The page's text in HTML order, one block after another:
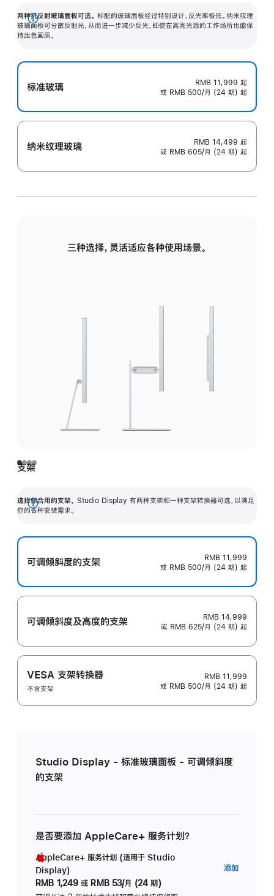
两种抗反射玻璃面板可选。 标配的玻璃面板经过特别设计，反光率极低。纳米纹理
玻璃面板可分散反射光，从而进一步减少反光，即使在高亮光源的工作场所也能保
持出色画质。
展
开
标准玻璃 RMB 11,999 起
或 RMB 500/月 (24 期) 起
纳米纹理玻璃 RMB 14,499 起
或 RMB 605/月 (24 期) 起
三种选择，灵活适应各种使用场景。
支架
选择你合用的支架。 Studio Display 有两种支架和一种支架转换器可选，以满足
你的各种安装需求。
展
可调倾斜度的支架
RMB 11,999
或 RMB 500/月 (24 期) 起
可调倾斜度及高‍度的支‍架
RMB 14,999
或 RMB 625/月 (24 期) 起
VESA 支架转换器
不含支架
RMB 11,999
或 RMB 500/月 (24 期) 起
Studio Display - 标准玻璃面板 - 可调倾斜度
的支架
是否要添加 AppleCare+ 服务计划？
AppleCare+ 服务计划 (适用于 Studio
Display)
RMB 1,249 或 RMB 53/月 (24 期)
添加